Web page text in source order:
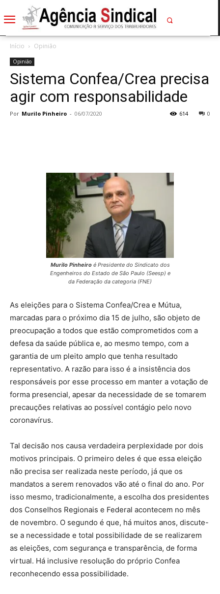
Início Opinião
Opinião
Sistema Confea/Crea precisa
agir com responsabilidade
Por Murilo Pinheiro - 06/07/2020 0
614
Murilo Pinheiro é Presidente do Sindicato dos
Engenheiros do Estado de São Paulo (Seesp) e
da Federação da categoria (FNE)
As eleições para o Sistema Confea/Crea e Mútua,
marcadas para o próximo dia 15 de julho, são objeto de
preocupação a todos que estão comprometidos com a
defesa da saúde pública e, ao mesmo tempo, com a
garantia de um pleito amplo que tenha resultado
representativo. A razão para isso é a insistência dos
responsáveis por esse processo em manter a votação de
forma presencial, apesar da necessidade de se tomarem
precauções relativas ao possível contágio pelo novo
coronavírus.
Tal decisão nos causa verdadeira perplexidade por dois
motivos principais. O primeiro deles é que essa eleição
não precisa ser realizada neste período, já que os
mandatos a serem renovados vão até o final do ano. Por
isso mesmo, tradicionalmente, a escolha dos presidentes
dos Conselhos Regionais e Federal acontecem no mês
de novembro. O segundo é que, há muitos anos, discute-
se a necessidade e total possibilidade de se realizarem
as eleições, com segurança e transparência, de forma
virtual. Há inclusive resolução do próprio Confea
reconhecendo essa possibilidade.